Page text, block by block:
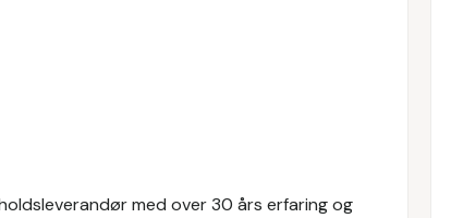
med over 30 års erfaring og